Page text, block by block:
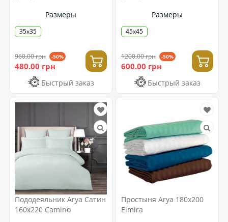
Размеры
35x35
960.00 грн -50%
480.00 грн
Быстрый заказ
Размеры
45x45
1200.00 грн -50%
600.00 грн
Быстрый заказ
Пододеяльник Arya Сатин
160x220 Camino
Простыня Arya 180x200
Elmira